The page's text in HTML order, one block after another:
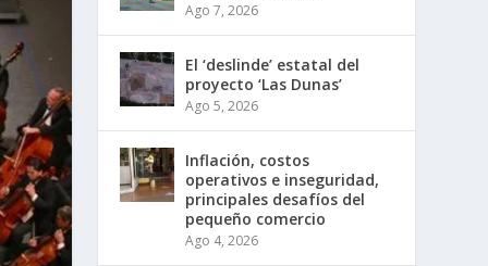
Ago 7, 2026
El ‘deslinde’ estatal del
proyecto ‘Las Dunas’
Ago 5, 2026
Inflación, costos
operativos e inseguridad,
principales desafíos del
pequeño comercio
Ago 4, 2026